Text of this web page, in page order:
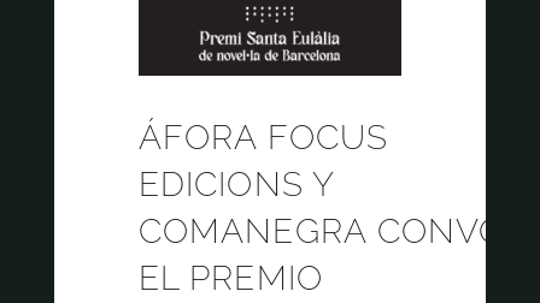
ÁFORA FOCUS
EDICIONS Y
COMANEGRA
EL PREMIO